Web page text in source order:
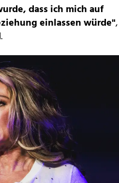
dass ich mich auf
einlassen würde",